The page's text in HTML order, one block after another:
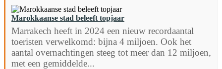
Marokkaanse stad beleeft topjaar
Marrakech heeft in 2024 een nieuw recordaantal
toeristen verwelkomd: bijna 4 miljoen. Ook het
aantal overnachtingen steeg tot meer dan 12 miljoen,
met een gemiddelde...